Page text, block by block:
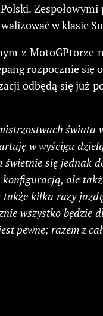
w klasie
z MotoGPtorze
rozpocznie
odbędą się już
w wyścigu
świetnie się
ale
także kilka razy
wszystko będzie
pewne; razem z